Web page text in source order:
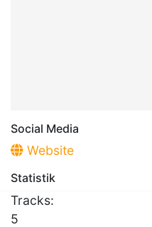
Social Media
Website
Statistik
Tracks:
5